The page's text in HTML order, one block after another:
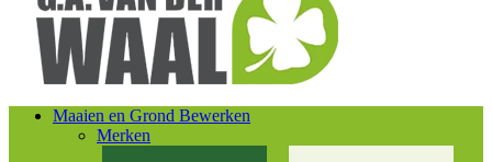
Maaien en Grond Bewerken
Merken